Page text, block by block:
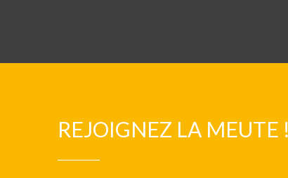
REJOIGNEZ LA MEUTE !